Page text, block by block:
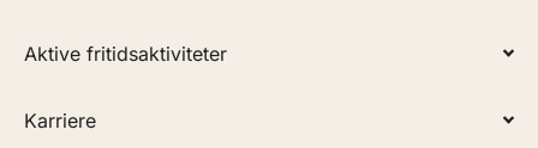
Aktive fritidsaktiviteter
Karriere